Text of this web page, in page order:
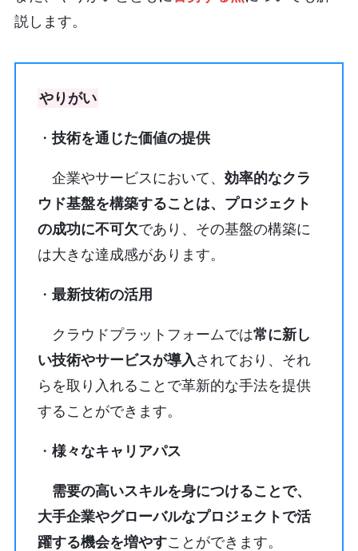
説します。
やりがい
・ 技術を通じた価値の提供
企業やサービスにおいて、 効率的なクラ
ウド基盤を構築することは、プロジェクト
の成功に不可欠であり、その基盤の構築に
は大きな達成感があります。
・ 最新技術の活用
クラウドプラットフォームでは常に新し
い技術やサービスが導入 されており、それ
らを取り入れることで革新的な手法を提供
することができます。
・ 様々なキャリアパス
需要の高いスキルを身につけることで、
大手企業やグローバルなプロジェクトで活
躍する機会を増やすことができます。